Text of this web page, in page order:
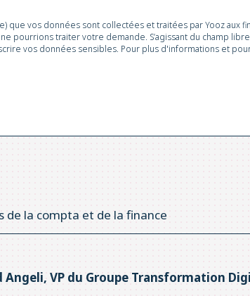
que vos données sont collectées et traitées par Yooz
pourrions traiter votre demande. S’agissant du champ
vos données sensibles. Pour plus d'informations et
de la compta et de la finance
Angeli, VP du Groupe Transformation